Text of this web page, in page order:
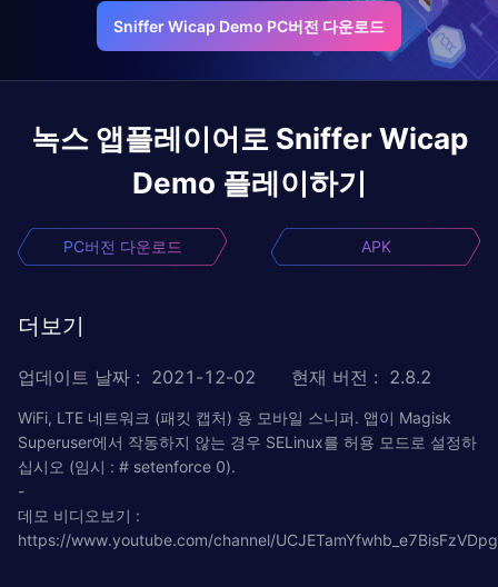
Sniffer Wicap Demo PC버전 다운로드
녹스 앱플레이어로 Sniffer Wicap
Demo 플레이하기
PC버전 다운로드 APK
더보기
업데이트 날짜 : 2021-12-02 현재 버전 : 2.8.2
WiFi, LTE 네트워크 (패킷 캡처) 용 모바일 스니퍼. 앱이 Magisk
Superuser에서 작동하지 않는 경우 SELinux를 허용 모드로 설정하
십시오 (임시 : # setenforce 0).
-
데모 비디오보기 :
https://www.youtube.com/channel/UCJETamYfwhb_e7BisFzVDpg